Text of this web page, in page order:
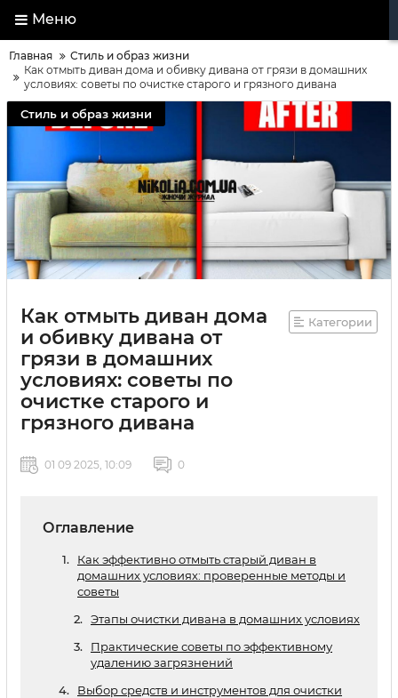
Меню
Главная
Стиль и образ жизни
Как отмыть диван дома и обивку дивана от грязи в домашних
условиях: советы по очистке старого и грязного дивана
Стиль и образ жизни
Как отмыть диван дома
и обивку дивана от
грязи в домашних
условиях: советы по
очистке старого и
грязного дивана
Категории
01 09 2025, 10:09 0
Оглавление
Как эффективно отмыть старый диван в
домашних условиях: проверенные методы и
советы
Этапы очистки дивана в домашних условиях
Практические советы по эффективному
удалению загрязнений
Выбор средств и инструментов для очистки